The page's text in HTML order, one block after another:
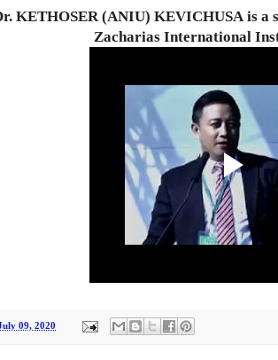
KETHOSER(ANIU)KEVICHUSA is a
Zacharias International
09, 2020